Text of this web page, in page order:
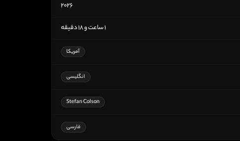
۲۰۲۶
۱ ساعت و ۱۸ دقیقه
آمریکا
انگلیسی
Stefan Colson
فارسی